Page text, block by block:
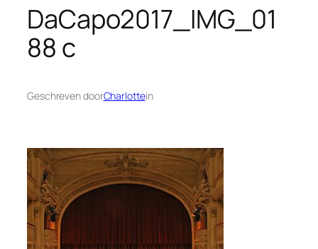
DaCapo2017_IMG_01
88 c
Geschreven doorCharlottein